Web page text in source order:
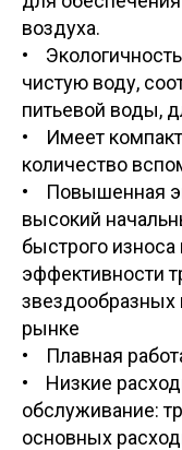
воздуха.
•
чистую воду,
питьевой воды,
• Имеет
количество
• Повышенная
высокий
быстрого
эффективности
звездообразных
рынке
• Плавная
• Низкие
обслуживание:
основных